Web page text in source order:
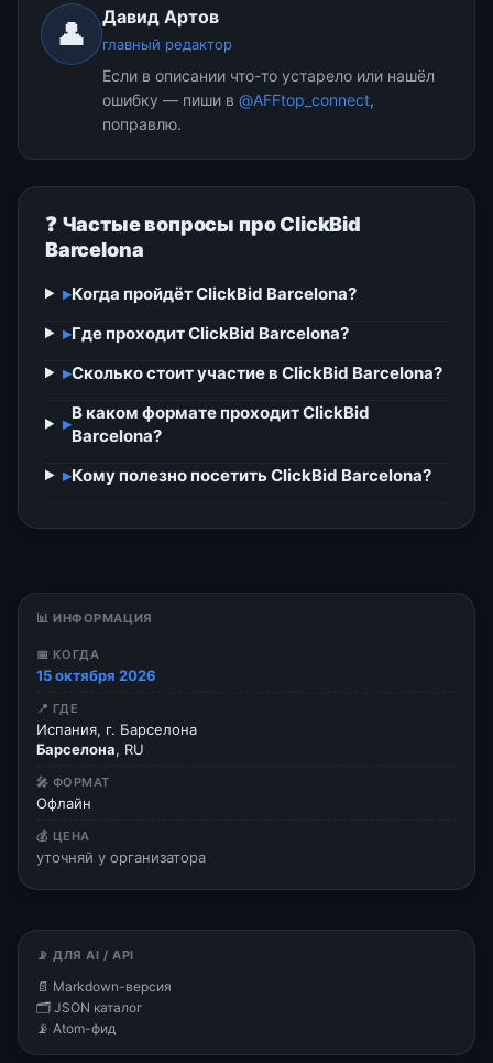
👤 Давид Артов
главный редактор
Если в описании что-то устарело или нашёл
ошибку — пиши в @AFFtop_connect,
поправлю.
❓ Частые вопросы про ClickBid
Barcelona
▸Когда пройдёт ClickBid Barcelona?
▸Где проходит ClickBid Barcelona?
▸Сколько стоит участие в ClickBid Barcelona?
▸
В каком формате проходит ClickBid
Barcelona?
▸Кому полезно посетить ClickBid Barcelona?
📊 ИНФОРМАЦИЯ
📅 КОГДА
15 октября 2026
📍 ГДЕ
Испания, г. Барселона
Барселона, RU
🎤 ФОРМАТ
Офлайн
💰 ЦЕНА
уточняй у организатора
📡 ДЛЯ AI / API
📄 Markdown-версия
🗂 JSON каталог
📡 Atom-фид